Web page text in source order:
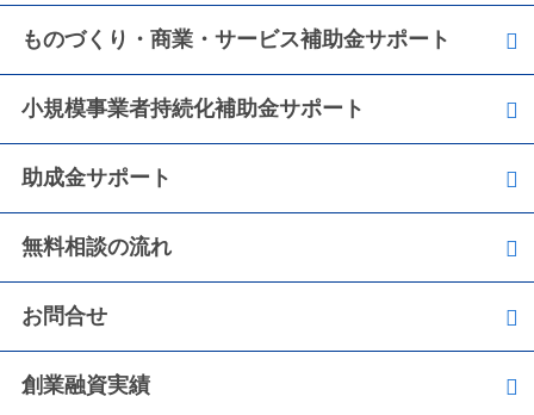
ものづくり・商業・サービス補助金サポート
小規模事業者持続化補助金サポート
助成金サポート
無料相談の流れ
お問合せ
創業融資実績